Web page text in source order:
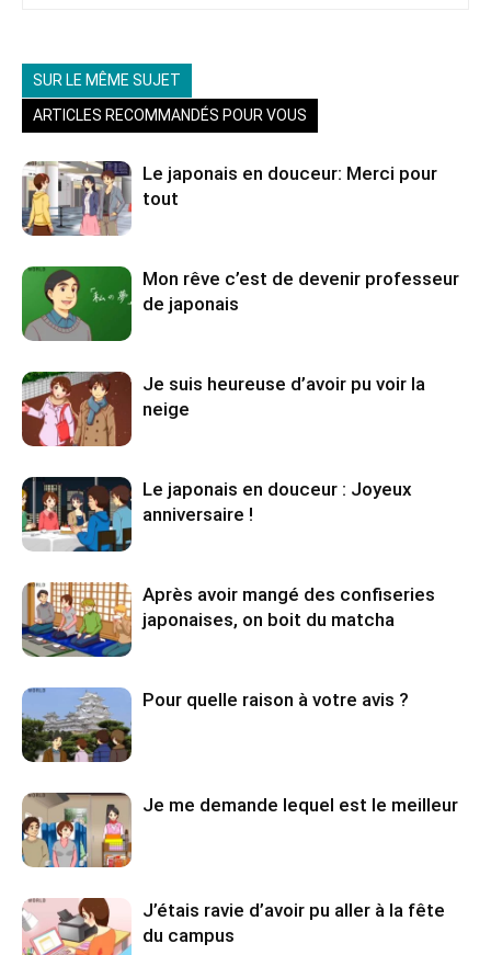
SUR LE MÊME SUJET
ARTICLES RECOMMANDÉS POUR VOUS
Le japonais en douceur: Merci pour
tout
Mon rêve c’est de devenir professeur
de japonais
Je suis heureuse d’avoir pu voir la
neige
Le japonais en douceur : Joyeux
anniversaire !
Après avoir mangé des confiseries
japonaises, on boit du matcha
Pour quelle raison à votre avis ?
Je me demande lequel est le meilleur
J’étais ravie d’avoir pu aller à la fête
du campus